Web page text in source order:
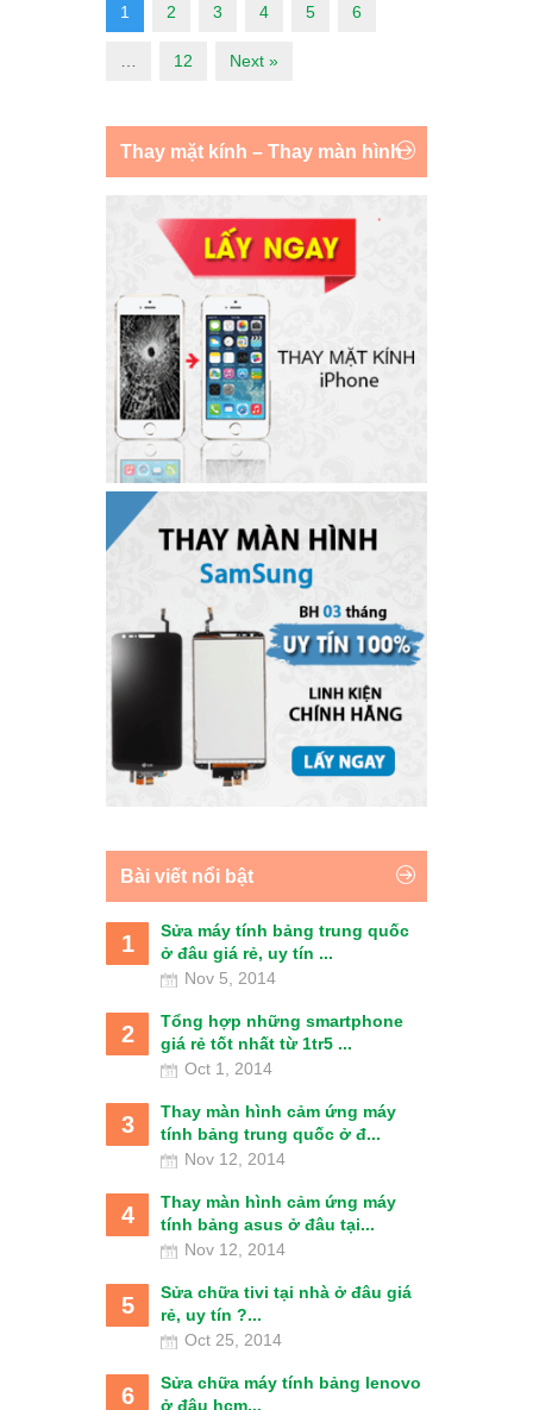
1 2 3 4 5 6
12 Next »
Thay mặt kính – Thay màn hình
Bài viết nổi bật
1
Sửa máy tính bảng trung quốc
ở đâu giá rẻ, uy tín ...
Nov 5, 2014
2
Tổng hợp những smartphone
giá rẻ tốt nhất từ 1tr5 ...
Oct 1, 2014
3
Thay màn hình cảm ứng máy
tính bảng trung quốc ở đ...
Nov 12, 2014
4
Thay màn hình cảm ứng máy
tính bảng asus ở đâu tại...
Nov 12, 2014
5
Sửa chữa tivi tại nhà ở đâu giá
rẻ, uy tín ?...
Oct 25, 2014
6
Sửa chữa máy tính bảng lenovo
ở đâu hcm...